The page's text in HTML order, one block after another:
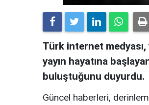
Türk internet
yayın hayatına
buluştuğunu duyurdu.
Güncel haberleri,